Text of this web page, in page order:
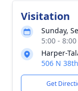
Visitation
Sunday,
5:00 -
Harper-
506 N
Get